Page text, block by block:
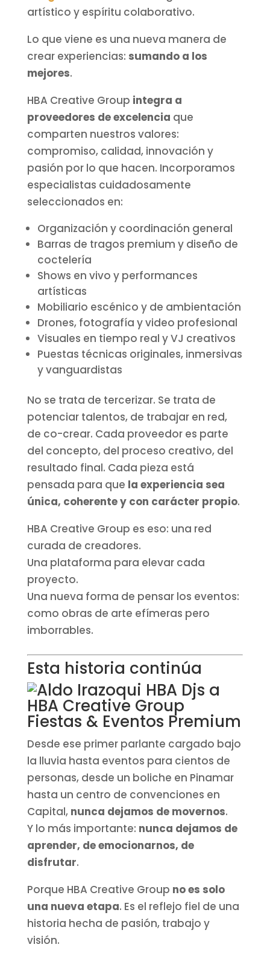
artístico y espíritu colaborativo.
Lo que viene es una nueva manera de
crear experiencias: sumando a los
mejores.
HBA Creative Group integra a
proveedores de excelencia que
comparten nuestros valores:
compromiso, calidad, innovación y
pasión por lo que hacen. Incorporamos
especialistas cuidadosamente
seleccionados en:
Organización y coordinación general
Barras de tragos premium y diseño de
coctelería
Shows en vivo y performances
artísticas
Mobiliario escénico y de ambientación
Drones, fotografía y video profesional
Visuales en tiempo real y VJ creativos
Puestas técnicas originales, inmersivas
y vanguardistas
No se trata de tercerizar. Se trata de
potenciar talentos, de trabajar en red,
de co-crear. Cada proveedor es parte
del concepto, del proceso creativo, del
resultado final. Cada pieza está
pensada para que la experiencia sea
única, coherente y con carácter propio.
HBA Creative Group es eso: una red
curada de creadores.
Una plataforma para elevar cada
proyecto.
Una nueva forma de pensar los eventos:
como obras de arte efímeras pero
imborrables.
Esta historia continúa
Desde ese primer parlante cargado bajo
la lluvia hasta eventos para cientos de
personas, desde un boliche en Pinamar
hasta un centro de convenciones en
Capital, nunca dejamos de movernos.
Y lo más importante: nunca dejamos de
aprender, de emocionarnos, de
disfrutar.
Porque HBA Creative Group no es solo
una nueva etapa. Es el reflejo fiel de una
historia hecha de pasión, trabajo y
visión.